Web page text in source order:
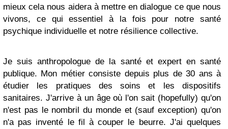
mieux cela nous aidera à mettre en dialogue ce que nous
vivons, ce qui essentiel à la fois pour notre santé
psychique individuelle et notre résilience collective.
Je suis anthropologue de la santé et expert en santé
publique. Mon métier consiste depuis plus de 30 ans à
étudier les pratiques des soins et les dispositifs
sanitaires. J'arrive à un âge où l'on sait (hopefully) qu'on
n'est pas le nombril du monde et (sauf exception) qu'on
n'a pas inventé le fil à couper le beurre. J'ai quelques